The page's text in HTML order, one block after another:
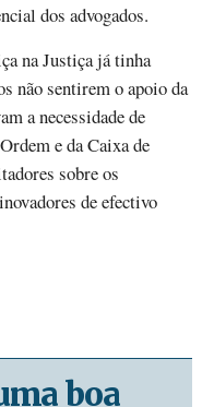
dos advogados.
na Justiça já tinha
não sentirem o apoio da
a necessidade de
e da Caixa de
sobre os
de efectivo
boa